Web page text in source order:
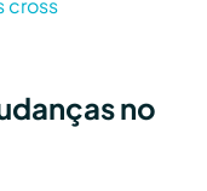
cross
no